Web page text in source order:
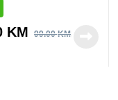
KM 99.00KM